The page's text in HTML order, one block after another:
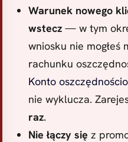
Warunek nowego
wstecz — w tym
wniosku nie mogłeś
rachunku
Konto
nie wyklucza.
raz.
Nie łączy się z